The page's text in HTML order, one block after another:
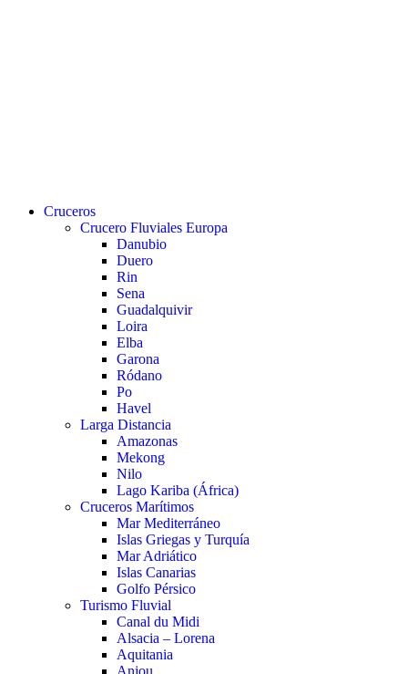
Close
Cruceros
Crucero Fluviales Europa
Danubio
Duero
Rin
Sena
Guadalquivir
Loira
Elba
Garona
Ródano
Po
Havel
Larga Distancia
Amazonas
Mekong
Nilo
Lago Kariba (África)
Cruceros Marítimos
Mar Mediterráneo
Islas Griegas y Turquía
Mar Adriático
Islas Canarias
Golfo Pérsico
Turismo Fluvial
Canal du Midi
Alsacia – Lorena
Aquitania
Anjou